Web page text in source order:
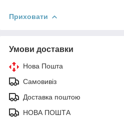
Приховати
Умови доставки
Нова Пошта
Самовивіз
Доставка поштою
НОВА ПОШТА